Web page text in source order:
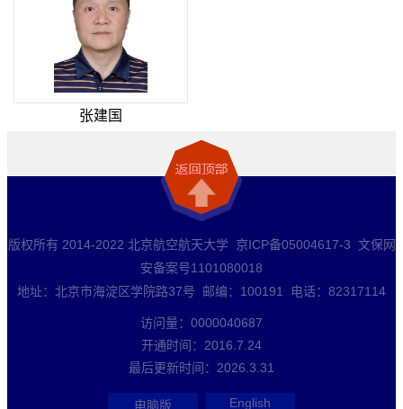
张建国
版权所有 2014-2022 北京航空航天大学 京ICP备05004617-3 文保网
安备案号1101080018
地址：北京市海淀区学院路37号 邮编：100191 电话：82317114
访问量： 0000040687
开通时间： 2016 7 24
最后更新时间： 2026 3 31
电脑版 English